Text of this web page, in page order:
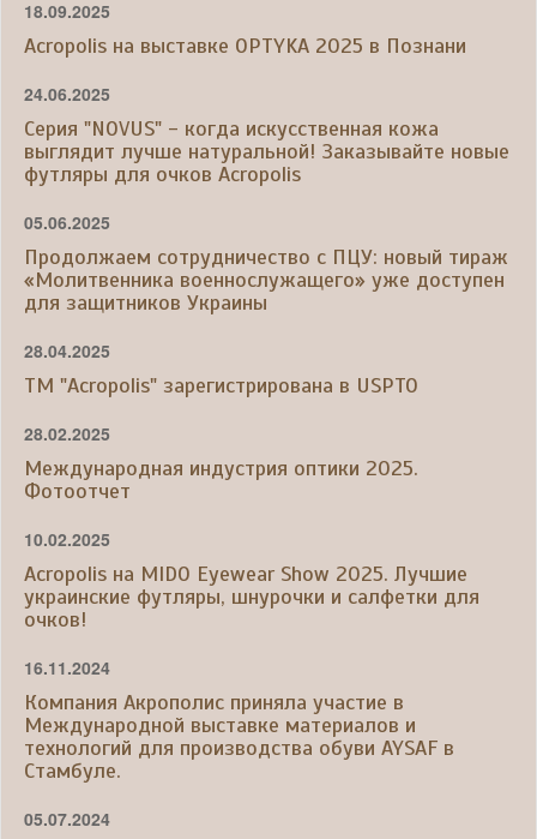
18.09.2025
Acropolis на выставке OPTYKA 2025 в Познани
24.06.2025
Серия "NOVUS" - когда искусственная кожа
выглядит лучше натуральной! Заказывайте новые
футляры для очков Acropolis
05.06.2025
Продолжаем сотрудничество с ПЦУ: новый тираж
«Молитвенника военнослужащего» уже доступен
для защитников Украины
28.04.2025
ТМ "Acropolis" зарегистрирована в USPTO
28.02.2025
Международная индустрия оптики 2025.
Фотоотчет
10.02.2025
Acropolis на MIDO Eyewear Show 2025. Лучшие
украинские футляры, шнурочки и салфетки для
очков!
16.11.2024
Компания Акрополис приняла участие в
Международной выставке материалов и
технологий для производства обуви AYSAF в
Стамбуле.
05.07.2024